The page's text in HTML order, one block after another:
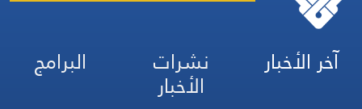
آخر الأخبار نشرات
الأخبار
البرامج